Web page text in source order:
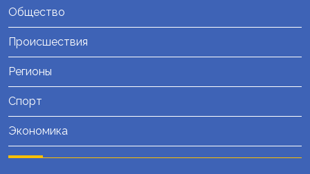
Общество
Происшествия
Регионы
Спорт
Экономика